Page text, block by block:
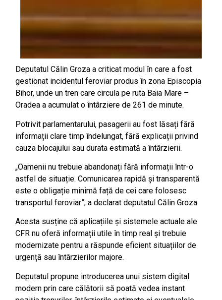
Deputatul Călin Groza a criticat modul în care a fost
gestionat incidentul feroviar produs în zona Episcopia
Bihor, unde un tren care circula pe ruta Baia Mare –
Oradea a acumulat o întârziere de 261 de minute.
Potrivit parlamentarului, pasagerii au fost lăsați fără
informații clare timp îndelungat, fără explicații privind
cauza blocajului sau durata estimată a întârzierii.
„Oamenii nu trebuie abandonați fără informații într-o
astfel de situație. Comunicarea rapidă și transparentă
este o obligație minimă față de cei care folosesc
transportul feroviar”, a declarat deputatul Călin Groza.
Acesta susține că aplicațiile și sistemele actuale ale
CFR nu oferă informații utile în timp real și trebuie
modernizate pentru a răspunde eficient situațiilor de
urgență sau întârzierilor majore.
Deputatul propune introducerea unui sistem digital
modern prin care călătorii să poată vedea instant